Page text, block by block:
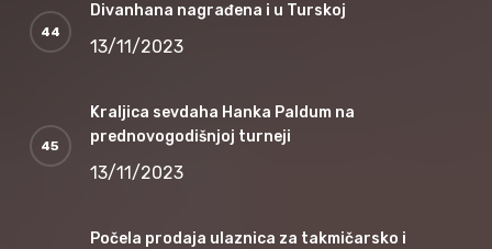
Divanhana nagrađena i u Turskoj
13/11/2023
Kraljica sevdaha Hanka Paldum na
prednovogodišnjoj turneji
13/11/2023
Počela prodaja ulaznica za takmičarsko i